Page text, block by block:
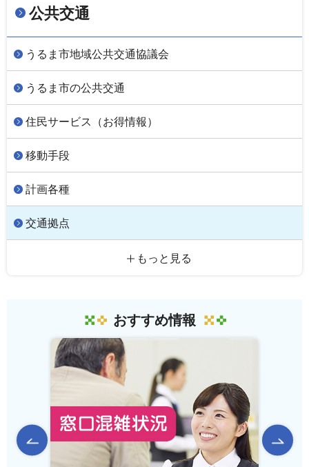
公共交通
うるま市地域公共交通協議会
うるま市の公共交通
住民サービス（お得情報）
移動手段
計画各種
交通拠点
もっと見る
おすすめ情報
前のスライドを表示